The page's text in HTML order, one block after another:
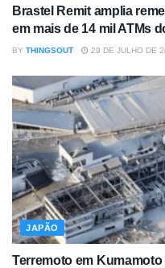
Brastel Remit amplia
em mais de 14 mil ATMs
BY THINGSOUT 29 DE JULHO DE
JAPÃO
Terremoto em